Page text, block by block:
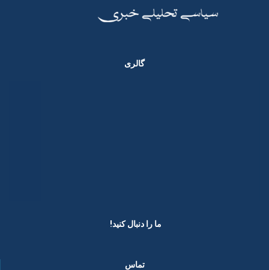
گالری
ما را دنبال کنید! ​
تماس